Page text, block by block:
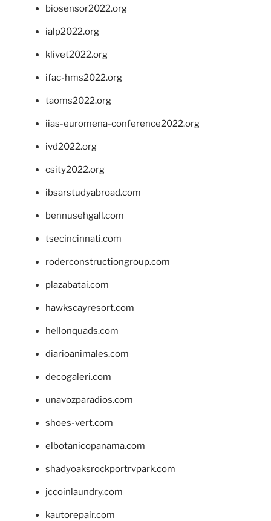
biosensor2022.org
ialp2022.org
klivet2022.org
ifac-hms2022.org
taoms2022.org
iias-euromena-conference2022.org
ivd2022.org
csity2022.org
ibsarstudyabroad.com
bennusehgall.com
tsecincinnati.com
roderconstructiongroup.com
plazabatai.com
hawkscayresort.com
hellonquads.com
diarioanimales.com
decogaleri.com
unavozparadios.com
shoes-vert.com
elbotanicopanama.com
shadyoaksrockportrvpark.com
jccoinlaundry.com
kautorepair.com